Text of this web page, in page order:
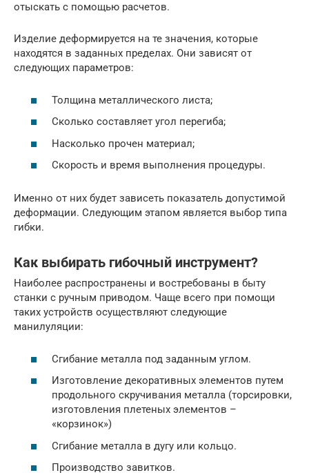
отыскать с помощью расчетов.
Изделие деформируется на те значения, которые
находятся в заданных пределах. Они зависят от
следующих параметров:
Толщина металлического листа;
Сколько составляет угол перегиба;
Насколько прочен материал;
Скорость и время выполнения процедуры.
Именно от них будет зависеть показатель допустимой
деформации. Следующим этапом является выбор типа
гибки.
Как выбирать гибочный инструмент?
Наиболее распространены и востребованы в быту
станки с ручным приводом. Чаще всего при помощи
таких устройств осуществляют следующие
манилуляции:
Сгибание металла под заданным углом.
Изготовление декоративных элементов путем
продольного скручивания металла (торсировки,
изготовления плетеных элементов –
«корзинок»)
Сгибание металла в дугу или кольцо.
Производство завитков.